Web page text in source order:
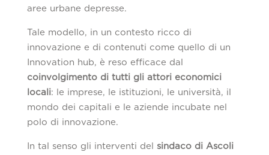
aree urbane depresse.
Tale modello, in un contesto ricco di
innovazione e di contenuti come quello di un
Innovation hub, è reso efficace dal
coinvolgimento di tutti gli attori economici
locali: le imprese, le istituzioni, le università, il
mondo dei capitali e le aziende incubate nel
polo di innovazione.
In tal senso gli interventi del sindaco di Ascoli